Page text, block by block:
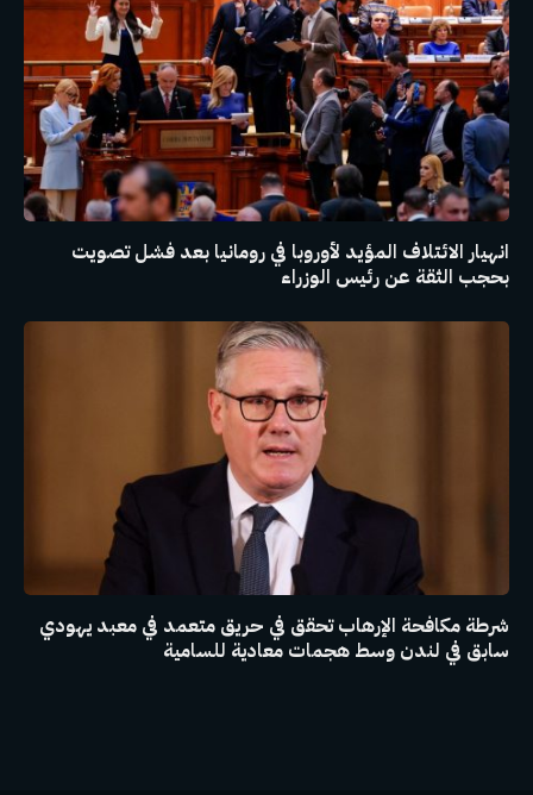
انهيار الائتلاف المؤيد لأوروبا في رومانيا بعد فشل تصويت
بحجب الثقة عن رئيس الوزراء
شرطة مكافحة الإرهاب تحقق في حريق متعمد في معبد يهودي
سابق في لندن وسط هجمات معادية للسامية